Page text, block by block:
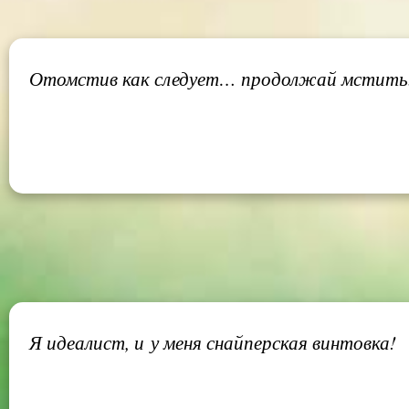
Отомстив как следует… продолжай
Я идеалист, и у меня снайперская винтовка!